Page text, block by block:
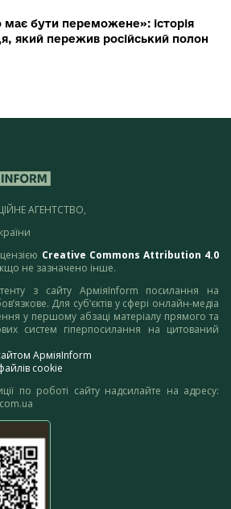
має бути переможене»: історія
який пережив російський полон
АГЕНТСТВО,
Creative Commons Attribution 4.0
не зазначено інше.
з сайту АрміяInform посилання на
Для суб’єктів у сфері онлайн-медіа
у першому абзаці матеріалу прямого та
систем гіперпосилання на цитований
АрміяInform
cookie
по роботі сайту надсилайте на адресу: